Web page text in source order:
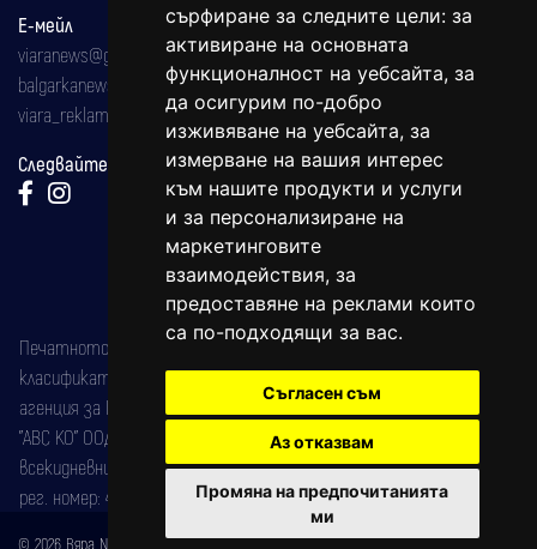
сърфиране за следните цели: за
активиране на основната
функционалност на уебсайта, за
да осигурим по-добро
изживяване на уебсайта, за
измерване на вашия интерес
към нашите продукти и услуги
и за персонализиране на
маркетинговите
взаимодействия, за
предоставяне на реклами които
са по-подходящи за вас.
Съгласен съм
Аз отказвам
Промяна на предпочитанията
ми
Е-мейл
viaranews@gmail.com
balgarkanews@gmail.com
viara_reklama@mail.bg
Следвайте ни:
Печатното издание на вестника е регистрирано в националния
класификатор на печатните издания (Българска национална
агенция за ISSN) под номер: ISSN 1312-4722.
"АВС КО" ООД е притежател на марката: Вяра информационен
всекидневник на югозападна България, със свидетелство за марка
рег. номер: 47857/11.05.2004 година.
© 2026 Вяра News Всички права запазени!